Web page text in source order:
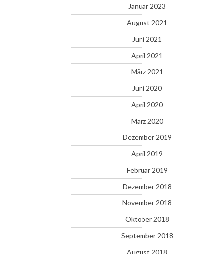
Januar 2023
August 2021
Juni 2021
April 2021
März 2021
Juni 2020
April 2020
März 2020
Dezember 2019
April 2019
Februar 2019
Dezember 2018
November 2018
Oktober 2018
September 2018
August 2018